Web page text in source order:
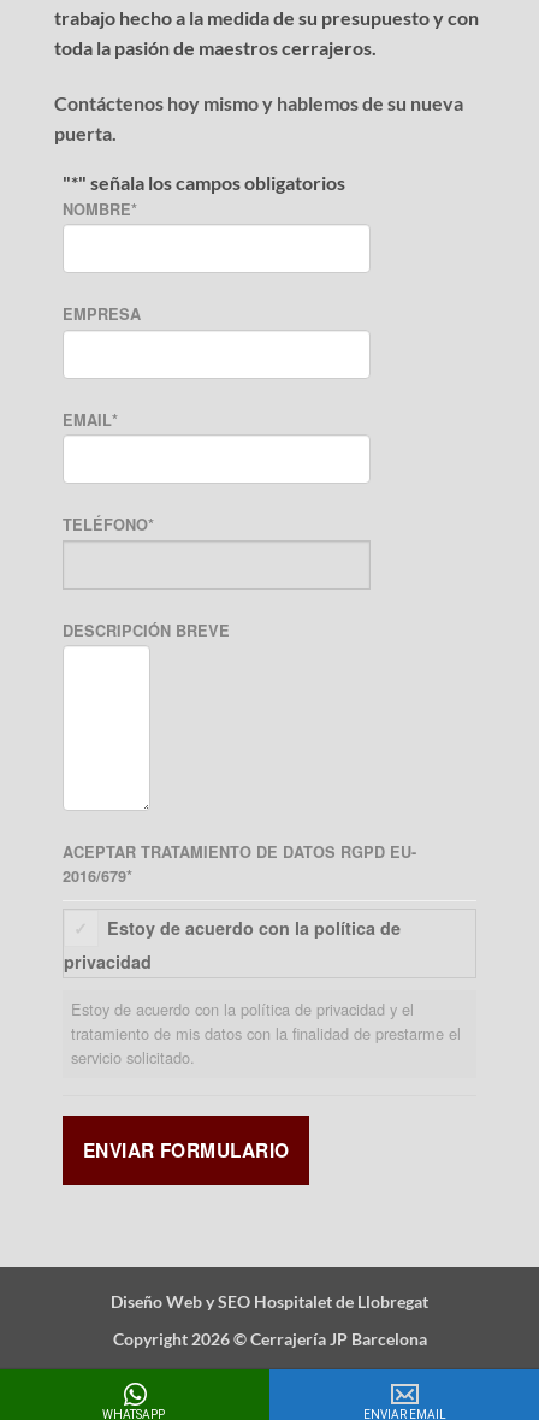
trabajo hecho a la medida de su presupuesto y con
toda la pasión de maestros cerrajeros.
Contáctenos hoy mismo y hablemos de su nueva
puerta.
"*" señala los campos obligatorios
NOMBRE*
EMPRESA
EMAIL*
TELÉFONO*
DESCRIPCIÓN BREVE
ACEPTAR TRATAMIENTO DE DATOS RGPD EU-
2016/679*
Estoy de acuerdo con la política de
privacidad
Estoy de acuerdo con la política de privacidad y el
tratamiento de mis datos con la finalidad de prestarme el
servicio solicitado.
Diseño Web y SEO Hospitalet de Llobregat
Copyright 2026 ©Cerrajería JP Barcelona